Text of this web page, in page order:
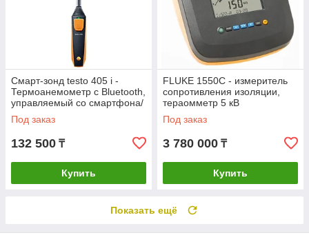
Смарт-зонд testo 405 i -
Термоанемометр с Bluetooth,
управляемый со смартфона/
планшета
Под заказ
132 500 ₸
Купить
FLUKE 1550C - измеритель
сопротивления изоляции,
тераомметр 5 кВ
Под заказ
3 780 000 ₸
Купить
Показать ещё